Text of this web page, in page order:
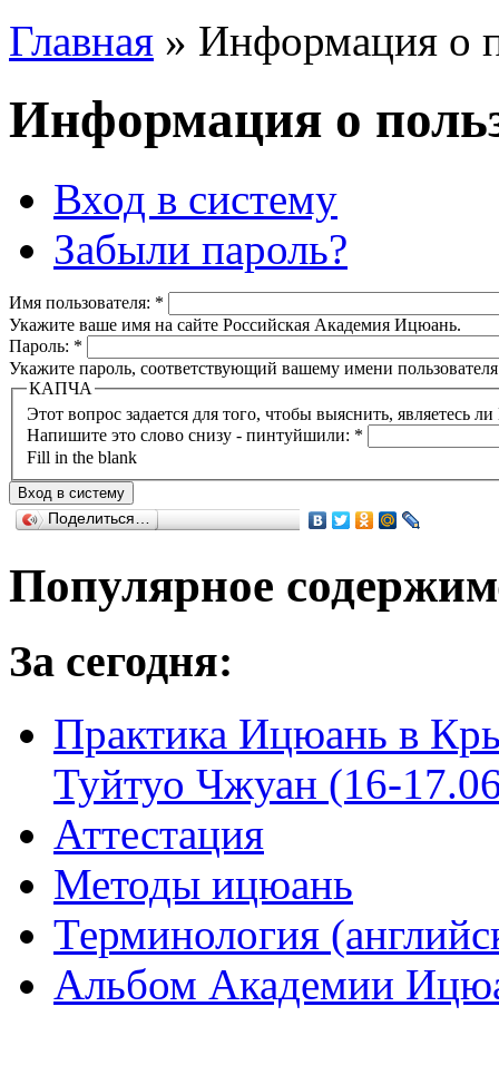
Главная » Информация о
Информация о
Вход в систему
Забыли пароль?
Имя пользователя: *
Укажите ваше имя на сайте Российская Академия Ицюань.
Пароль: *
Укажите пароль, соответствующий вашему имени
КАПЧА
Напишите это слово снизу - пинтуйшили: *
Fill in the blank
Поделиться…
Популярное
За сегодня:
Практика Ицюань в
Туйтуо Чжуан (16-
Аттестация
Методы ицюань
Терминология
Альбом Академии